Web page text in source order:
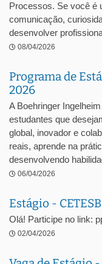
Processos. Se você é
comunicação,
desenvolver
08/04/2026
Programa de
2026
A Boehringer
estudantes que
global, inovador e
reais, aprende na
desenvolvendo
06/04/2026
Estágio - CETESB
Olá! Participe no link:
02/04/2026